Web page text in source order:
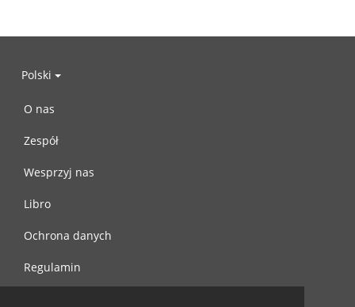
Polski
O nas
Zespół
Wesprzyj nas
Libro
Ochrona danych
Regulamin